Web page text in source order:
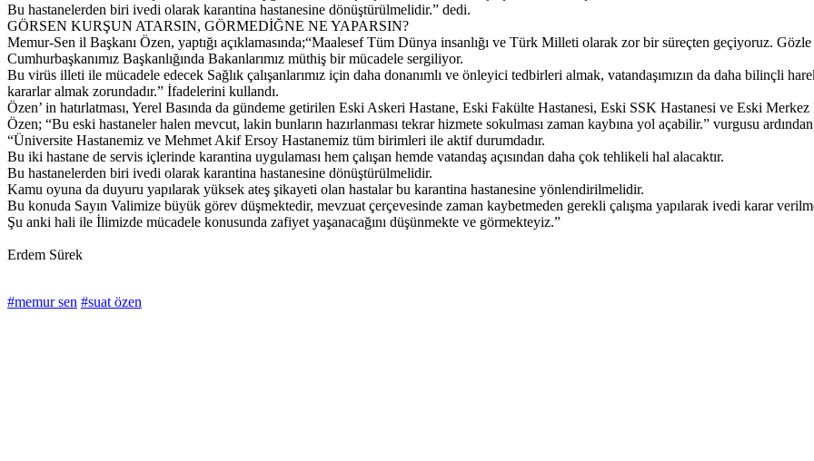
Bu hastanelerden biri ivedi olarak karantina hastanesine dönüştürülmelidir.” dedi.
GÖRSEN KURŞUN ATARSIN, GÖRMEDİĞNE NE YAPARSIN?
Memur-Sen il Başkanı Özen, yaptığı açıklamasında;“Maalesef Tüm Dünya insanlığı ve Türk Milleti olarak zor bir süreçten geçiyoruz.
Cumhurbaşkanımız Başkanlığında Bakanlarımız müthiş bir mücadele sergiliyor.
Bu virüs illeti ile mücadele edecek Sağlık çalışanlarımız için daha donanımlı ve önleyici tedbirleri almak, vatandaşımızın da daha bilinçli
kararlar almak zorundadır.” İfadelerini kullandı.
Özen’ in hatırlatması, Yerel Basında da gündeme getirilen Eski Askeri Hastane, Eski Fakülte Hastanesi, Eski SSK Hastanesi ve Eski
Özen; “Bu eski hastaneler halen mevcut, lakin bunların hazırlanması tekrar hizmete sokulması zaman kaybına yol açabilir.” vurgusu
“Üniversite Hastanemiz ve Mehmet Akif Ersoy Hastanemiz tüm birimleri ile aktif durumdadır.
Bu iki hastane de servis içlerinde karantina uygulaması hem çalışan hemde vatandaş açısından daha çok tehlikeli hal alacaktır.
Bu hastanelerden biri ivedi olarak karantina hastanesine dönüştürülmelidir.
Kamu oyuna da duyuru yapılarak yüksek ateş şikayeti olan hastalar bu karantina hastanesine yönlendirilmelidir.
Bu konuda Sayın Valimize büyük görev düşmektedir, mevzuat çerçevesinde zaman kaybetmeden gerekli çalışma yapılarak ivedi karar
Şu anki hali ile İlimizde mücadele konusunda zafiyet yaşanacağını düşünmekte ve görmekteyiz.”
Erdem Sürek
#memur sen #suat özen